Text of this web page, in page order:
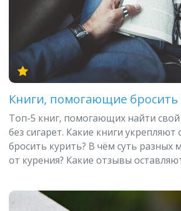
Книги, помогающие бросить
Топ-5 книг, помогающих найти
без сигарет. Какие книги укрепляют
бросить курить? В чём суть разных
от курения? Какие отзывы